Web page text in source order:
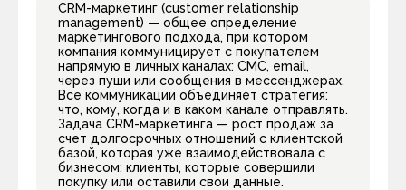
CRM-маркетинг (customer relationship
management) — общее определение
маркетингового подхода, при котором
компания коммуницирует с покупателем
напрямую в личных каналах: СМС, email,
через пуши или сообщения в мессенджерах.
Все коммуникации объединяет стратегия:
что, кому, когда и в каком канале отправлять.
Задача CRM-маркетинга — рост продаж за
счет долгосрочных отношений с клиентской
базой, которая уже взаимодействовала с
бизнесом: клиенты, которые совершили
покупку или оставили свои данные.